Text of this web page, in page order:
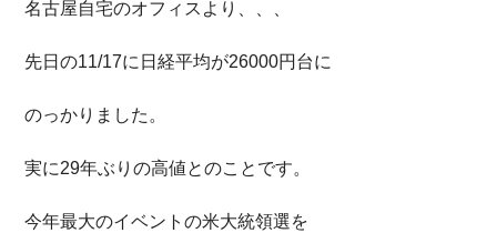
名古屋自宅のオフィスより、、、
先日の11/17に日経平均が26000円台に
のっかりました。
実に29年ぶりの高値とのことです。
今年最大のイベントの米大統領選を